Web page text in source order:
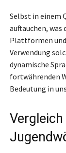
Selbst in einem
auftauchen,
Plattformen
Verwendung
dynamische
fortwährenden
Bedeutung in